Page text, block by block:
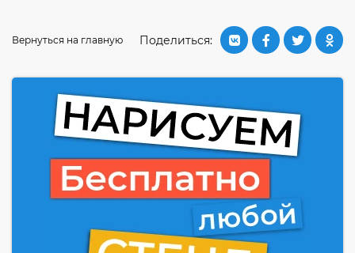
Поделиться:
Вернуться на главную